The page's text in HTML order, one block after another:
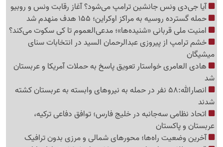
آیا جی‌دی ونس جانشین ترامپ می‌شود؟ آغاز رقابت ونس و روبیو
حمله گسترده روسیه به مراکز اوکراین؛ 155 هدف منهدم شد
امنیت ملی قربانی «شنیده‌ها»؛ مدعی‌العموم تا کی سکوت می‌کند؟
خشم ترامپ از پیروزی عبدالرحمان السید در انتخابات سنای
میشیگان
هادی العامری خواستار تعویق پاسخ به حملات آمریکا و عربستان
شد
انصارالله:58 نفر در حمله به نیروهای وابسته به عربستان کشته
شدند
اتحاد نظامی سه‌جانبه در خلیج فارس؛ توافق دفاعی ترکیه،
عربستان و پاکستان
آخرین وضعیت راه‌ها؛ محورهای شمالی و مرزی بدون ترافیک